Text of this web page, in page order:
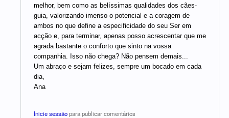
melhor, bem como as belíssimas qualidades dos cães-
guia, valorizando imenso o potencial e a coragem de
ambos no que define a especificidade do seu Ser em
acção e, para terminar, apenas posso acrescentar que me
agrada bastante o conforto que sinto na vossa
companhia. Isso não chega? Não pensem demais...
Um abraço e sejam felizes, sempre um bocado em cada
dia,
Ana
Inicie sessãopara publicar comentários